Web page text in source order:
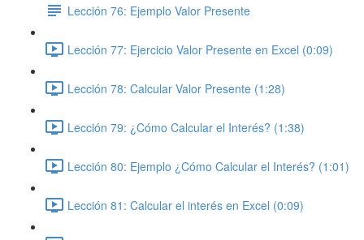
Lección 76: Ejemplo Valor Presente
Lección 77: Ejercicio Valor Presente en Excel (0:09)
Lección 78: Calcular Valor Presente (1:28)
Lección 79: ¿Cómo Calcular el Interés? (1:38)
Lección 80: Ejemplo ¿Cómo Calcular el Interés? (1:01)
Lección 81: Calcular el interés en Excel (0:09)